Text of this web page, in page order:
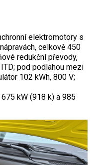
elektromotory s
celkově 450
redukční převody,
pod podlahou mezi
102 kWh, 800 V;
kW (918 k) a 985